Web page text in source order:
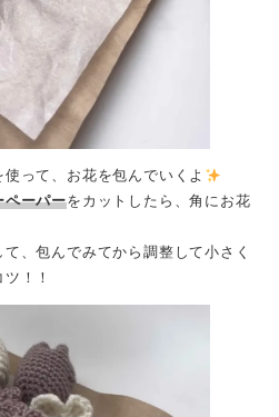
使って、お花を包んでいくよ
ペーパーをカットしたら、角にお花
、包んでみてから調整して小さく
！！